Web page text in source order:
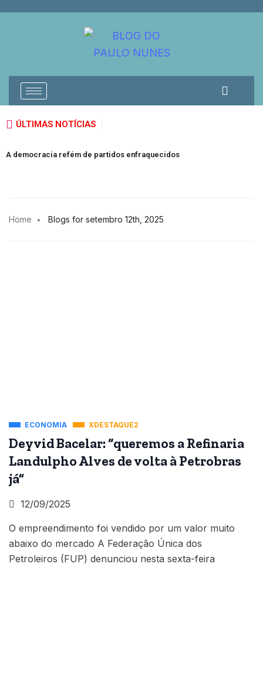
ÚLTIMAS NOTÍCIAS
A democracia refém de partidos enfraquecidos
Home Blogs for setembro 12th, 2025
ECONOMIA XDESTAQUE2
Deyvid Bacelar: “queremos a Refinaria
Landulpho Alves de volta à Petrobras
já”
12/09/2025
O empreendimento foi vendido por um valor muito
abaixo do mercado A Federação Única dos
Petroleiros (FUP) denunciou nesta sexta-feira